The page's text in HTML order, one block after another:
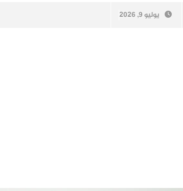
يوليو 9, 2026